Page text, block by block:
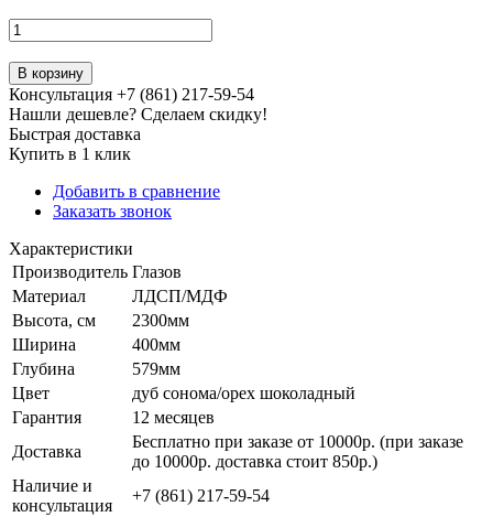
В корзину
Консультация +7 (861) 217-59-54
Нашли дешевле? Сделаем скидку!
Быстрая доставка
Купить в 1 клик
Добавить в сравнение
Заказать звонок
Характеристики
Производитель Глазов
Материал
ЛДСП/МДФ
Высота, см
2300мм
Ширина
400мм
Глубина
579мм
Цвет
дуб сонома/орех шоколадный
Гарантия
12 месяцев
Доставка
Бесплатно при заказе от 10000р. (при заказе
до 10000р. доставка стоит 850р.)
Наличие и
консультация
+7 (861) 217-59-54